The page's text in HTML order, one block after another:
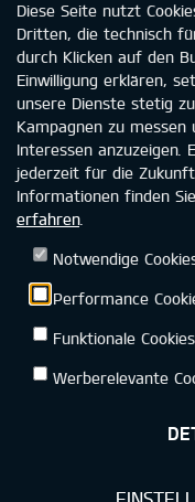
96215 Lichtenfels
Tel.:09561 - 865
E-Mail:
Standortauswahl Kia
Impressum
©2026 KIA
Diese Seite nutzt
Dritten, die technisch
durch Klicken auf den
Einwilligung erklären,
unsere Dienste stetig
Kampagnen zu
Interessen anzuzeigen.
jederzeit für die
Informationen finden
erfahren.
Notwendige
Performance
Funktionale Cookies
Werberelevante